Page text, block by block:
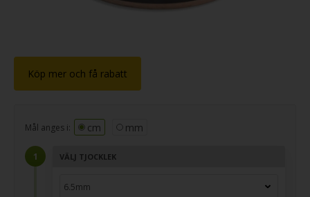
Köp mer och få rabatt
Mål anges i: cm mm
VÄLJ TJOCKLEK